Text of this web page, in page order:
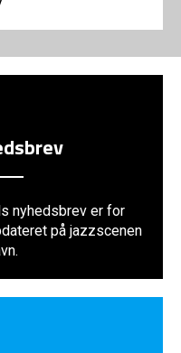
nyhedsbrev er for
på jazzscenen